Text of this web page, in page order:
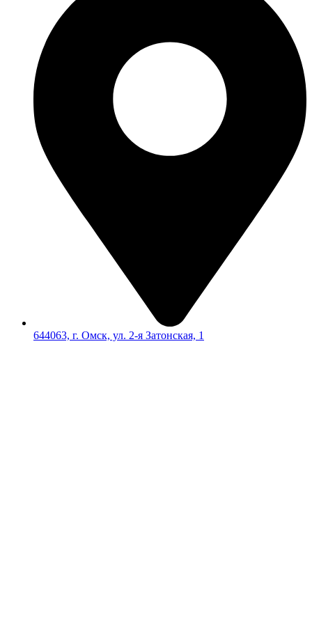
644063, г. Омск, ул. 2-я Затонская, 1